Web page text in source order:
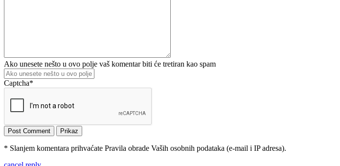
Ako unesete nešto u ovo polje vaš komentar biti će tretiran kao spam
Captcha*
* Slanjem komentara prihvaćate Pravila obrade Vaših osobnih podataka (e-mail i IP adresa).